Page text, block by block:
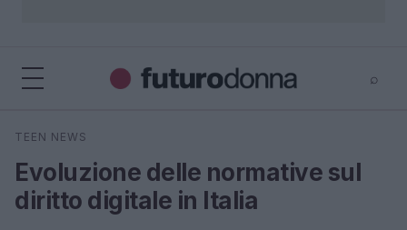
⌕
Cerca
TEEN NEWS
Evoluzione delle normative sul
diritto digitale in Italia